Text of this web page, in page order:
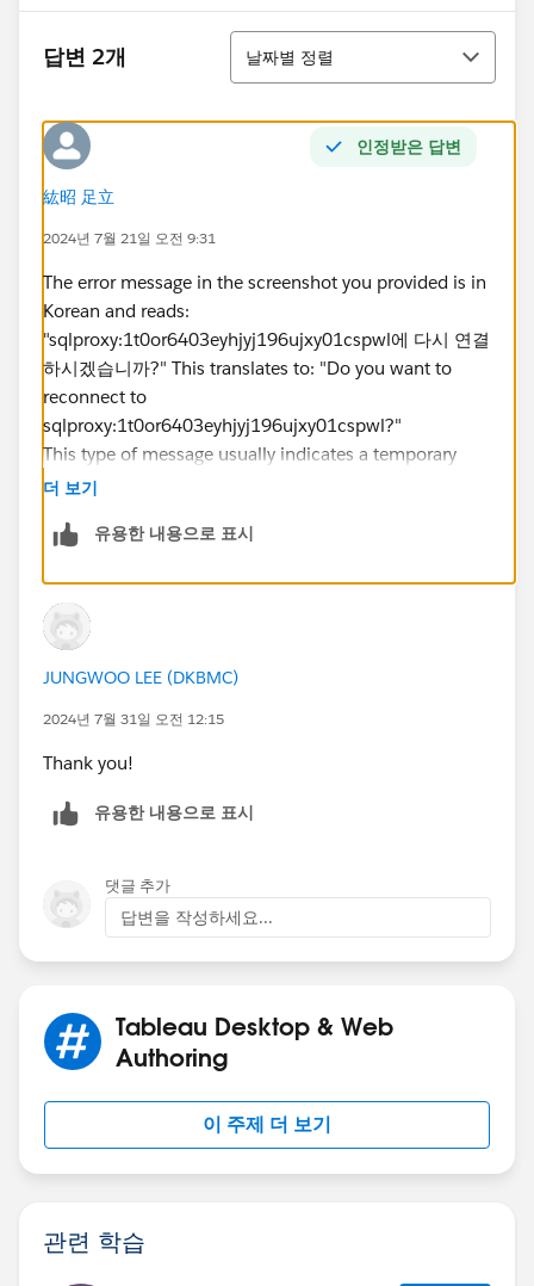
답변 2개
정렬
날짜별 정렬
인정받은 답변
紘昭 足立
2024년 7월 21일 오전 9:31
The error message in the screenshot you provided is in
Korean and reads:
"sqlproxy:1t0or6403eyhjyj196ujxy01cspwl에 다시 연결
하시겠습니까?" This translates to: "Do you want to
reconnect to
sqlproxy:1t0or6403eyhjyj196ujxy01cspwl?"
This type of message usually indicates a temporary
connectivity issue with the data source.
Try connecting to the same data source from a
is specific to your current environment.
더 보기
유용한 내용으로 표시
JUNGWOO LEE (DKBMC)
2024년 7월 31일 오전 12:15
Thank you!
유용한 내용으로 표시
댓글 추가
답변을 작성하세요...
Tableau Desktop & Web
Authoring
이 주제 더 보기
관련 학습